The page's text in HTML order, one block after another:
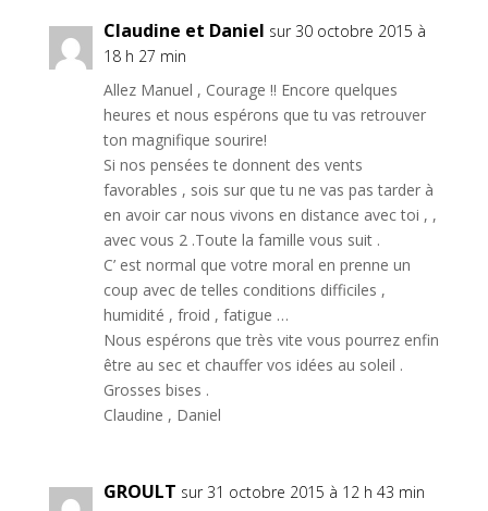
Claudine et Daniel sur 30 octobre 2015 à
18 h 27 min
Allez Manuel , Courage !! Encore quelques
heures et nous espérons que tu vas retrouver
ton magnifique sourire!
Si nos pensées te donnent des vents
favorables , sois sur que tu ne vas pas tarder à
en avoir car nous vivons en distance avec toi , ,
avec vous 2 .Toute la famille vous suit .
C’ est normal que votre moral en prenne un
coup avec de telles conditions difficiles ,
humidité , froid , fatigue …
Nous espérons que très vite vous pourrez enfin
être au sec et chauffer vos idées au soleil .
Grosses bises .
Claudine , Daniel
GROULT sur 31 octobre 2015 à 12 h 43 min